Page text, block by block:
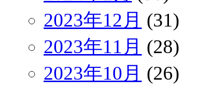
2023年12月 (31)
2023年11月 (28)
2023年10月 (26)